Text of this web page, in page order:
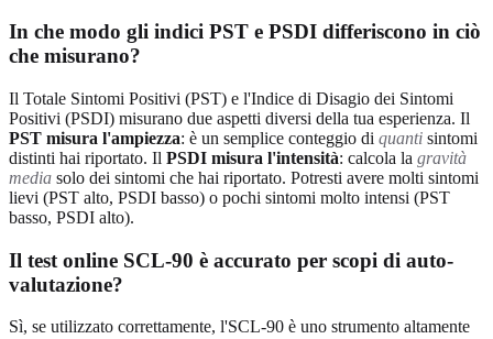
In che modo gli indici PST e PSDI differiscono in ciò
che misurano?
Il Totale Sintomi Positivi (PST) e l'Indice di Disagio dei Sintomi
Positivi (PSDI) misurano due aspetti diversi della tua esperienza. Il
PST misura l'ampiezza: è un semplice conteggio di quanti sintomi
distinti hai riportato. Il PSDI misura l'intensità: calcola la gravità
media solo dei sintomi che hai riportato. Potresti avere molti sintomi
lievi (PST alto, PSDI basso) o pochi sintomi molto intensi (PST
basso, PSDI alto).
Il test online SCL-90 è accurato per scopi di auto-
valutazione?
Sì, se utilizzato correttamente, l'SCL-90 è uno strumento altamente